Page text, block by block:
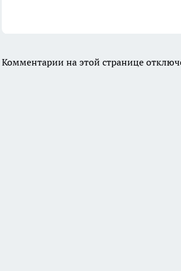
Комментарии на этой странице